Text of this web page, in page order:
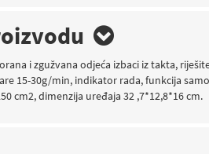
i zgužvana odjeća izbaci iz takta,
15-30g/min, indikator rada, funkcija
cm2, dimenzija uređaja 32 ,7*12,8*16 cm.